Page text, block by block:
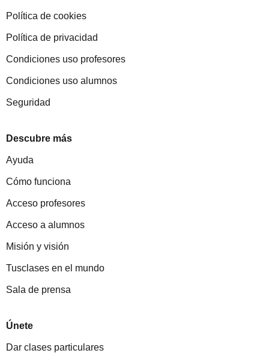
Política de cookies
Política de privacidad
Condiciones uso profesores
Condiciones uso alumnos
Seguridad
Descubre más
Ayuda
Cómo funciona
Acceso profesores
Acceso a alumnos
Misión y visión
Tusclases en el mundo
Sala de prensa
Únete
Dar clases particulares